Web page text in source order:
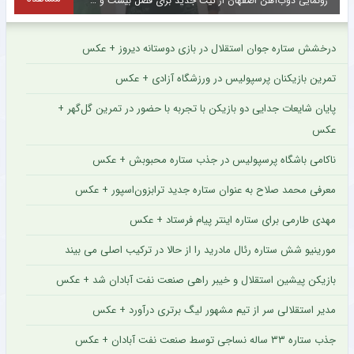
درخشش ستاره جوان استقلال در بازی دوستانه دیروز + عکس
تمرین بازیکنان پرسپولیس در ورزشگاه آزادی + عکس
پایان شایعات جدایی دو بازیکن با تجربه با حضور در تمرین گل‌گهر +
عکس
ناکامی باشگاه پرسپولیس در جذب ستاره محبوبش + عکس
معرفی محمد صلاح به عنوان ستاره جدید ترابزون‌اسپور + عکس
مهدی طارمی برای ستاره اینتر پیام فرستاد + عکس
مورینیو شش ستاره رئال مادرید را از حالا در ترکیب اصلی می بیند
بازیکن پیشین استقلال و خیبر راهی صنعت نفت آبادان شد + عکس
مدیر استقلالی سر از تیم مشهور لیگ برتری درآورد + عکس
جذب ستاره ۳۳ ساله نساجی توسط صنعت نفت آبادان + عکس